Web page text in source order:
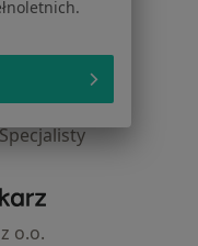
- Strona główna
o.o.